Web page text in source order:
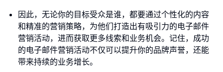
因此，无论你的目标受众是谁，都要通过个性化的内容
和精准的营销策略，为他们打造出有吸引力的电子邮件
营销活动，进而获取更多线索和业务机会。记住，成功
的电子邮件营销活动不仅可以提升你的品牌声誉，还能
带来持续的业务增长。